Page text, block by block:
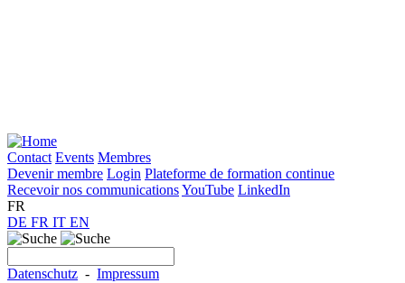
Contact Events Membres
Devenir membre Login Plateforme de formation continue
Recevoir nos communicationsYouTube LinkedIn
FR
DE FR IT EN
Datenschutz - Impressum